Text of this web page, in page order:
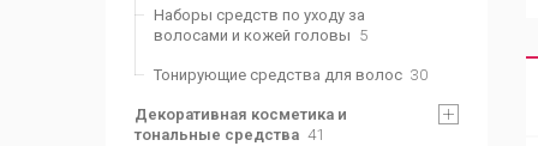
Наборы средств по уходу за
волосами и кожей головы 5
Тонирующие средства для волос 30
Декоративная косметика и
тональные средства 41